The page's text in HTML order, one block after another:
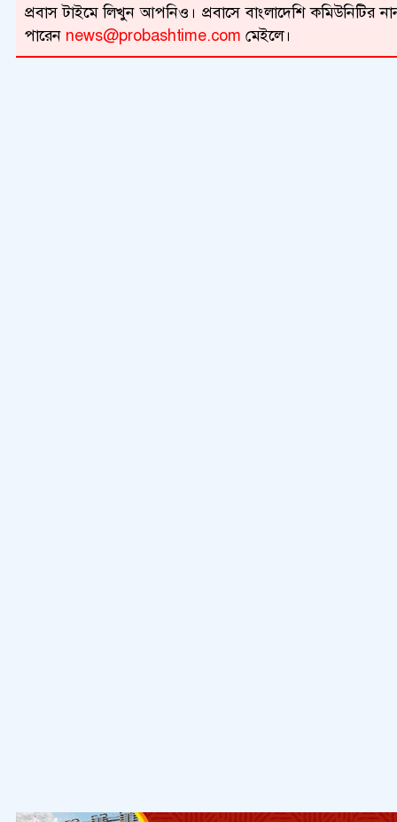
প্রবাস টাইমে লিখুন আপনিও। প্রবাসে বাংলাদেশি কমিউনিটির
পারেন news@probashtime.com মেইলে।